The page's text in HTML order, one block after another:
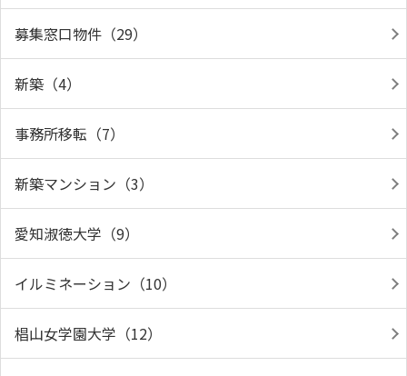
募集窓口物件（29）
新築（4）
事務所移転（7）
新築マンション（3）
愛知淑徳大学（9）
イルミネーション（10）
椙山女学園大学（12）